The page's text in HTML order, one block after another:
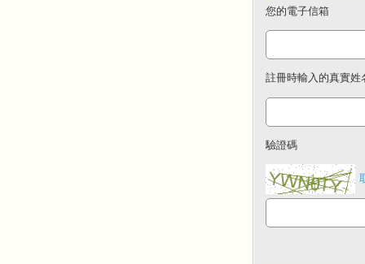
您的電子信箱
註冊時輸入的真實姓
驗證碼